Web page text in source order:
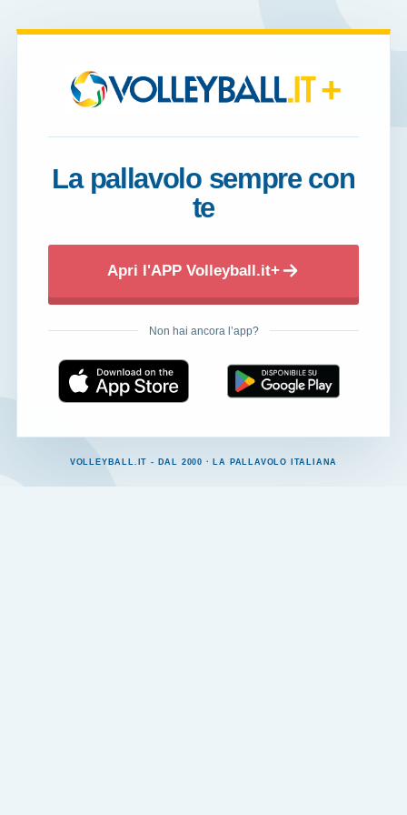
+
La pallavolo sempre con
te
Apri l'APP Volleyball.it+
Non hai ancora l’app?
VOLLEYBALL.IT - DAL 2000 · LA PALLAVOLO ITALIANA